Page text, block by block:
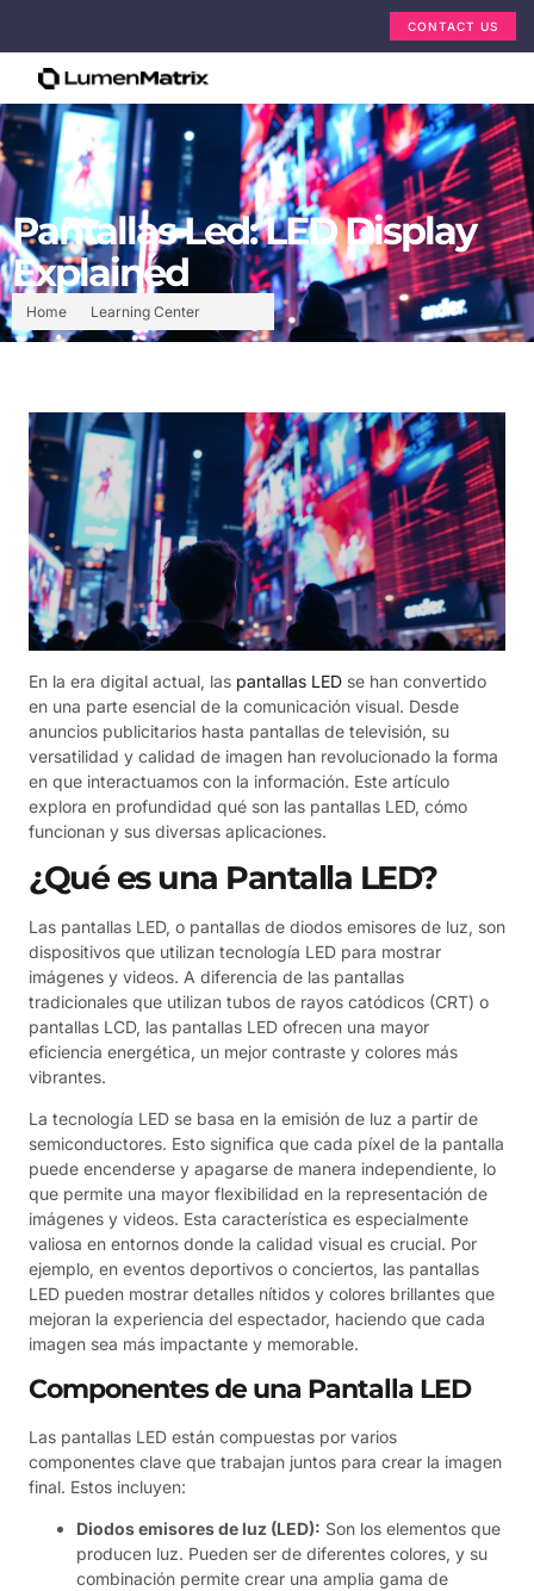
CONTACT US
Home Learning Center
Pantallas Led: LED Display
Explained
En la era digital actual, las pantallas LED se han convertido
en una parte esencial de la comunicación visual. Desde
anuncios publicitarios hasta pantallas de televisión, su
versatilidad y calidad de imagen han revolucionado la forma
en que interactuamos con la información. Este artículo
explora en profundidad qué son las pantallas LED, cómo
funcionan y sus diversas aplicaciones.
¿Qué es una Pantalla LED?
Las pantallas LED, o pantallas de diodos emisores de luz, son
dispositivos que utilizan tecnología LED para mostrar
imágenes y videos. A diferencia de las pantallas
tradicionales que utilizan tubos de rayos catódicos (CRT) o
pantallas LCD, las pantallas LED ofrecen una mayor
eficiencia energética, un mejor contraste y colores más
vibrantes.
La tecnología LED se basa en la emisión de luz a partir de
semiconductores. Esto significa que cada píxel de la pantalla
puede encenderse y apagarse de manera independiente, lo
que permite una mayor flexibilidad en la representación de
imágenes y videos. Esta característica es especialmente
valiosa en entornos donde la calidad visual es crucial. Por
ejemplo, en eventos deportivos o conciertos, las pantallas
LED pueden mostrar detalles nítidos y colores brillantes que
mejoran la experiencia del espectador, haciendo que cada
imagen sea más impactante y memorable.
Componentes de una Pantalla LED
Las pantallas LED están compuestas por varios
componentes clave que trabajan juntos para crear la imagen
final. Estos incluyen:
Diodos emisores de luz (LED): Son los elementos que
producen luz. Pueden ser de diferentes colores, y su
combinación permite crear una amplia gama de